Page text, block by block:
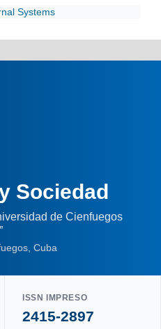
Systems
Sociedad
de Cienfuegos
Cuba
ISSN IMPRESO
2415-2897